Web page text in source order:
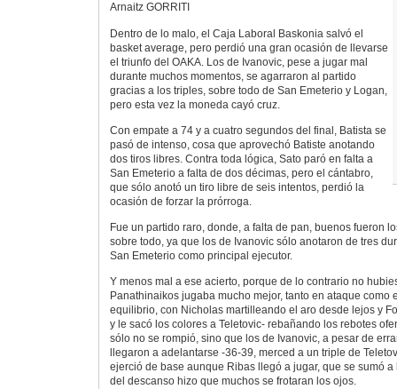
Arnaitz GORRITI
Dentro de lo malo, el Caja Laboral Baskonia salvó el
basket average, pero perdió una gran ocasión de llevarse
el triunfo del OAKA. Los de Ivanovic, pese a jugar mal
durante muchos momentos, se agarraron al partido
gracias a los triples, sobre todo de San Emeterio y Logan,
pero esta vez la moneda cayó cruz.
Con empate a 74 y a cuatro segundos del final, Batista se
pasó de intenso, cosa que aprovechó Batiste anotando
dos tiros libres. Contra toda lógica, Sato paró en falta a
San Emeterio a falta de dos décimas, pero el cántabro,
que sólo anotó un tiro libre de seis intentos, perdió la
ocasión de forzar la prórroga.
Fue un partido raro, donde, a falta de pan, buenos fueron
sobre todo, ya que los de Ivanovic sólo anotaron de tres
San Emeterio como principal ejecutor.
Y menos mal a ese acierto, porque de lo contrario no
Panathinaikos jugaba mucho mejor, tanto en ataque como
equilibrio, con Nicholas martilleando el aro desde lejos y
y le sacó los colores a Teletovic- rebañando los rebotes
sólo no se rompió, sino que los de Ivanovic, a pesar de
llegaron a adelantarse -36-39, merced a un triple de
ejerció de base aunque Ribas llegó a jugar, que se sumó
del descanso hizo que muchos se frotaran los ojos.